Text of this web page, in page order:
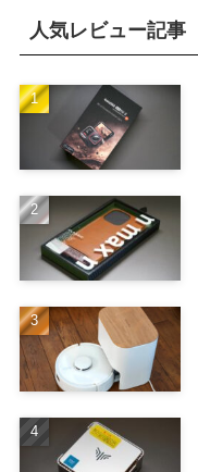
人気レビュー記事